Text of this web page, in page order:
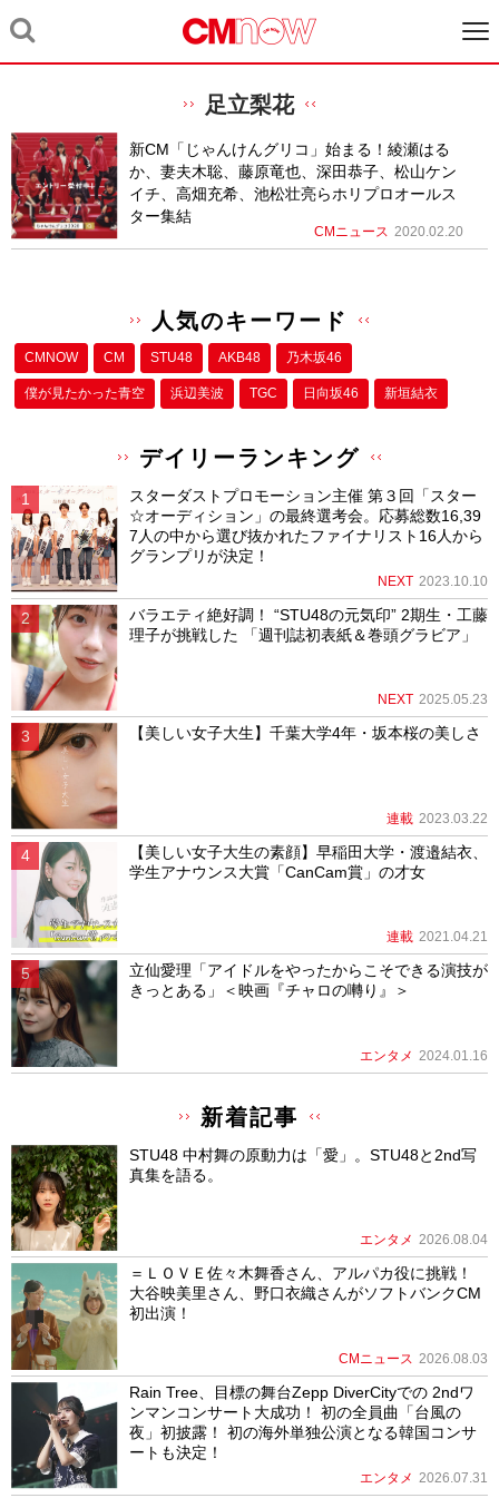
足立梨花
新CM「じゃんけんグリコ」始まる！綾瀬はる
か、妻夫木聡、藤原竜也、深田恭子、松山ケン
イチ、高畑充希、池松壮亮らホリプロオールス
ター集結
CMニュース 2020.02.20
人気のキーワード
CMNOW CM STU48 AKB48 乃木坂46
僕が⾒たかった⻘空 浜辺美波 TGC 日向坂46 新垣結衣
デイリーランキング
スターダストプロモーション主催 第３回「スター
☆オーディション」の最終選考会。応募総数16,39
7人の中から選び抜かれたファイナリスト16人から
グランプリが決定！
NEXT 2023.10.10
バラエティ絶好調！ “STU48の元気印” 2期生・工藤
理子が挑戦した 「週刊誌初表紙＆巻頭グラビア」
NEXT 2025.05.23
【美しい女子大生】千葉大学4年・坂本桜の美しさ
連載 2023.03.22
【美しい女子大生の素顔】早稲田大学・渡邉結衣、
学生アナウンス大賞「CanCam賞」の才女
連載 2021.04.21
立仙愛理「アイドルをやったからこそできる演技が
きっとある」＜映画『チャロの囀り』＞
エンタメ 2024.01.16
新着記事
STU48 中村舞の原動力は「愛」。STU48と2nd写
真集を語る。
エンタメ 2026.08.04
＝ＬＯＶＥ佐々木舞香さん、アルパカ役に挑戦！
大谷映美里さん、野口衣織さんがソフトバンクCM
初出演！
CMニュース 2026.08.03
Rain Tree、目標の舞台Zepp DiverCityでの 2ndワ
ンマンコンサート大成功！ 初の全員曲「台風の
夜」初披露！ 初の海外単独公演となる韓国コンサ
ートも決定！
エンタメ 2026.07.31